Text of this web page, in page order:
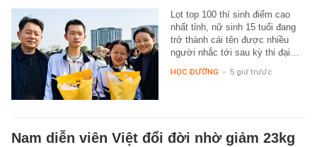
Lọt top 100 thí sinh điểm cao
nhất tỉnh, nữ sinh 15 tuổi đang
trở thành cái tên được nhiều
người nhắc tới sau kỳ thi đại…
HỌC ĐƯỜNG - 5 giờ trước
Nam diễn viên Việt đổi đời nhờ giảm 23kg